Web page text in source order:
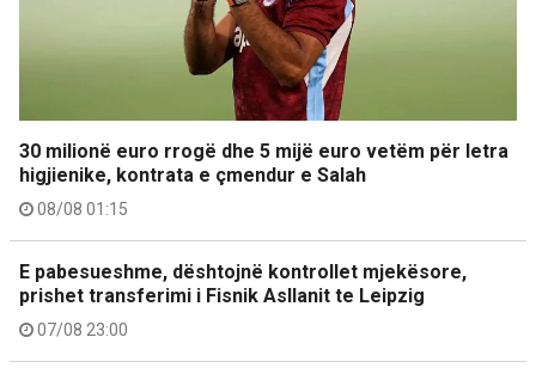
30 milionë euro rrogë dhe 5 mijë euro vetëm për letra
higjienike, kontrata e çmendur e Salah
08/08 01:15
E pabesueshme, dështojnë kontrollet mjekësore,
prishet transferimi i Fisnik Asllanit te Leipzig
07/08 23:00